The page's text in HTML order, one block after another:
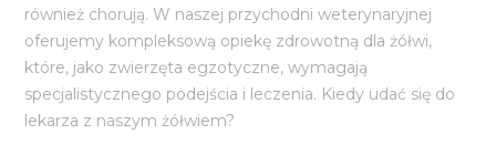
również chorują. W naszej przychodni weterynaryjnej
oferujemy kompleksową opiekę zdrowotną dla żółwi,
które, jako zwierzęta egzotyczne, wymagają
specjalistycznego podejścia i leczenia. Kiedy udać się do
lekarza z naszym żółwiem?